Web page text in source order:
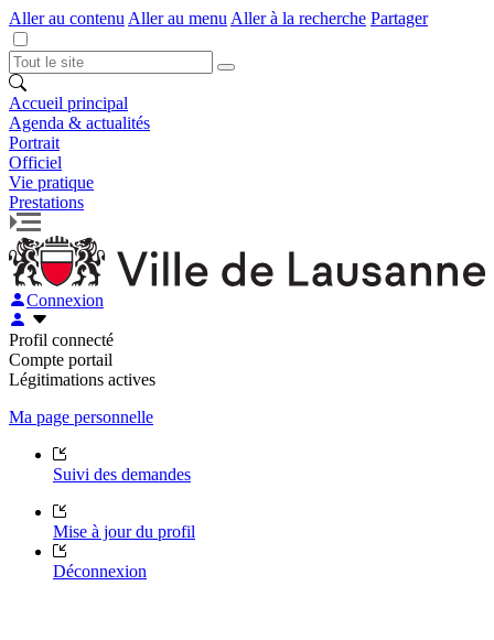
Aller au contenu Aller au menu Aller à la recherche Partager
Accueil principal
Agenda & actualités
Portrait
Officiel
Vie pratique
Prestations
Connexion
Profil connecté
Compte portail
Légitimations actives
Ma page personnelle
Suivi des demandes
Mise à jour du profil
Déconnexion